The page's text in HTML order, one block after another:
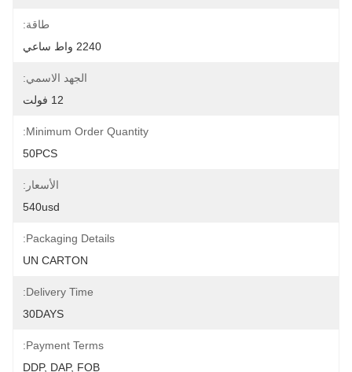
طاقة:
2240 واط ساعي
الجهد الاسمي:
12 فولت
Minimum Order Quantity:
50PCS
الأسعار:
540usd
Packaging Details:
UN CARTON
Delivery Time:
30DAYS
Payment Terms:
DDP, DAP, FOB